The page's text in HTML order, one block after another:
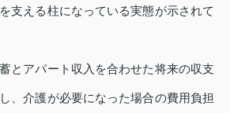
支える柱になっている実態が示されて
とアパート収入を合わせた将来の収支
、介護が必要になった場合の費用負担